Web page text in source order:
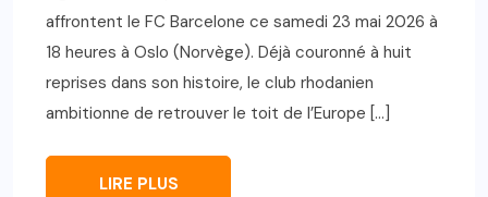
affrontent le FC Barcelone ce samedi 23 mai 2026 à
18 heures à Oslo (Norvège). Déjà couronné à huit
reprises dans son histoire, le club rhodanien
ambitionne de retrouver le toit de l’Europe […]
LIRE PLUS